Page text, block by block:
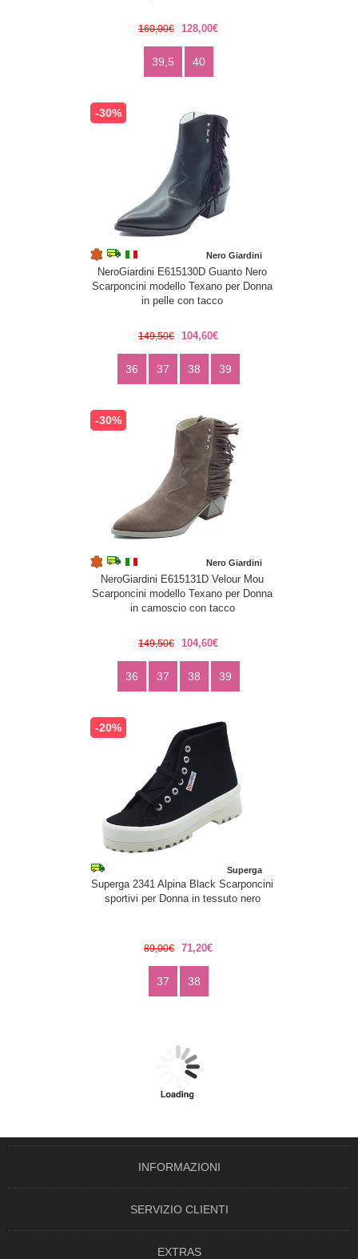
160,00€ 128,00€
39,5 40
-30%
Nero Giardini
NeroGiardini E615130D Guanto Nero
Scarponcini modello Texano per Donna
in pelle con tacco
149,50€ 104,60€
36 37 38 39
-30%
Nero Giardini
NeroGiardini E615131D Velour Mou
Scarponcini modello Texano per Donna
in camoscio con tacco
149,50€ 104,60€
36 37 38 39
-20%
Superga
Superga 2341 Alpina Black Scarponcini
sportivi per Donna in tessuto nero
89,00€ 71,20€
37 38
INFORMAZIONI
SERVIZIO CLIENTI
EXTRAS